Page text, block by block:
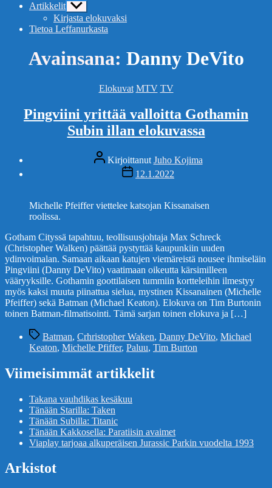
Artikkelit Näytä
alavalikko
Kirjasta elokuvaksi
Tietoa Leffanurkasta
Avainsana: Danny DeVito
Kategoriat
Elokuvat MTV TV
Pingviini yrittää valloitta Gothamin
Subin illan elokuvassa
Kirjoittaja
Kirjoittanut Juho Kojima
Julkaisupäivämäärä
12.1.2022
Michelle Pfeiffer viettelee katsojan Kissanaisen
roolissa.
Gotham Cityssä tapahtuu, teollisuusjohtaja Max Schreck
(Christopher Walken) päättää pystyttää kaupunkiin uuden
ydinvoimalan. Samaan aikaan katujen viemäreistä nousee ihmiseläin
Pingviini (Danny DeVito) vaatimaan oikeutta kärsimilleen
vääryyksille. Gothamin goottilaisen tummiin kortteleihin ilmestyy
myös kaksi muuta piinattua sielua, mystinen Kissanainen (Michelle
Pfeiffer) sekä Batman (Michael Keaton). Elokuva on Tim Burtonin
toinen Batman-filmatisointi. Tämä sarjan toinen elokuva ja […]
Avainsanat
Batman, Crhristopher Waken, Danny DeVito, Michael
Keaton, Michelle Pfiffer, Paluu, Tim Burton
Viimeisimmät artikkelit
Takana vauhdikas kesäkuu
Tänään Starilla: Taken
Tänään Subilla: Titanic
Tänään Kakkosella: Paratiisin avaimet
Viaplay tarjoaa alkuperäisen Jurassic Parkin vuodelta 1993
Arkistot